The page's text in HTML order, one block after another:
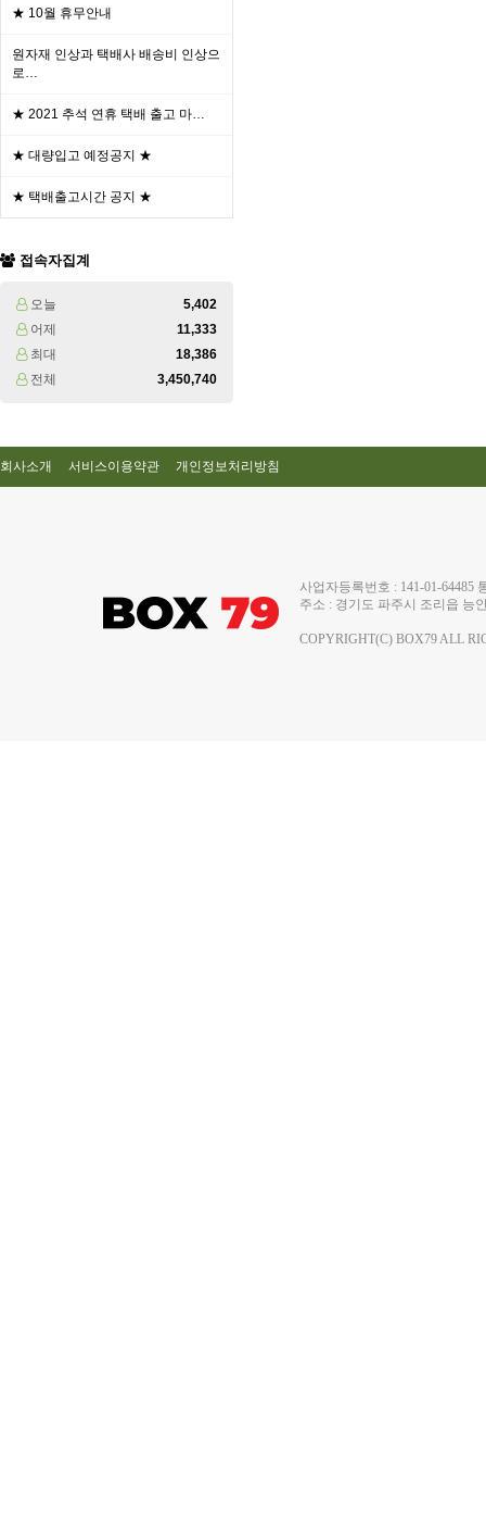
★ 10월 휴무안내
원자재 인상과 택배사 배송비 인상으
로…
★ 2021 추석 연휴 택배 출고 마…
★ 대량입고 예정공지 ★
★ 택배출고시간 공지 ★
접속자집계
오늘
5,402
어제
11,333
최대
18,386
전체
3,450,740
회사소개 서비스이용약관 개인정보처리방침
사업자등록번호 : 141-01-
주소 : 경기도 파주시 조리읍 능
COPYRIGHT(C) BOX79 ALL